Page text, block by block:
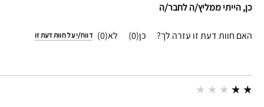
כן, הייתי ממליץ/ה לחבר/ה
האם חוות דעת זו עזרה לך? 0
0 דווח/י על חוות דעת זו